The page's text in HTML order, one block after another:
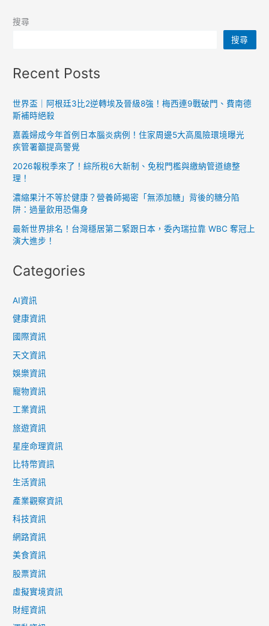
觀
秘
錢
人
絕
不
碰
的”
三
樣
西”，
你
包
失
血
搜尋
搜尋
Recent Posts
世界盃｜阿根廷3比2逆轉埃及晉級8強！梅西連9戰破門、費南德
斯補時絕殺
嘉義婦成今年首例日本腦炎病例！住家周邊5大高風險環境曝光
疾管署籲提高警覺
2026報稅季來了！綜所稅6大新制、免稅門檻與繳納管道總整
理！
濃縮果汁不等於健康？營養師揭密「無添加糖」背後的糖分陷
阱：過量飲用恐傷身
最新世界排名！台灣穩居第二緊跟日本，委內瑞拉靠 WBC 奪冠上
演大進步！
Categories
AI資訊
健康資訊
國際資訊
天文資訊
娛樂資訊
寵物資訊
工業資訊
旅遊資訊
星座命理資訊
比特幣資訊
生活資訊
產業觀察資訊
科技資訊
網路資訊
美食資訊
股票資訊
虛擬實境資訊
財經資訊